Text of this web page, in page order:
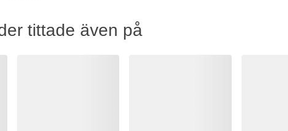
tittade även på